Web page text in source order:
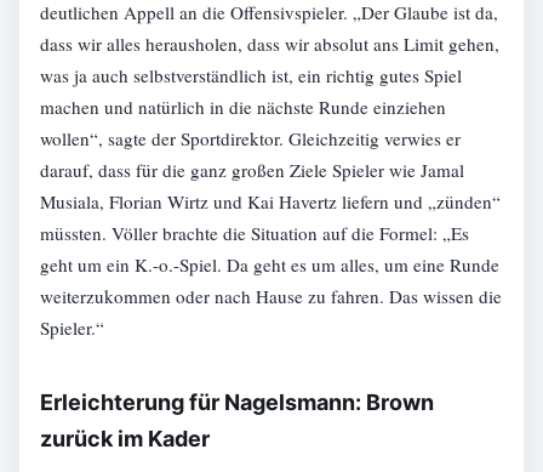
deutlichen Appell an die Offensivspieler. „Der Glaube ist da,
dass wir alles herausholen, dass wir absolut ans Limit gehen,
was ja auch selbstverständlich ist, ein richtig gutes Spiel
machen und natürlich in die nächste Runde einziehen
wollen“, sagte der Sportdirektor. Gleichzeitig verwies er
darauf, dass für die ganz großen Ziele Spieler wie Jamal
Musiala, Florian Wirtz und Kai Havertz liefern und „zünden“
müssten. Völler brachte die Situation auf die Formel: „Es
geht um ein K.-o.-Spiel. Da geht es um alles, um eine Runde
weiterzukommen oder nach Hause zu fahren. Das wissen die
Spieler.“
Erleichterung für Nagelsmann: Brown
zurück im Kader